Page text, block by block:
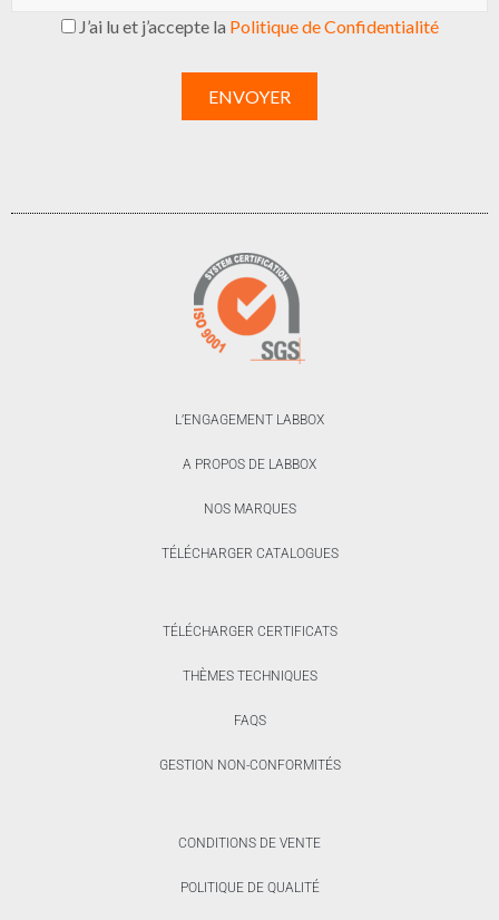
J’ai lu et j’accepte la Politique de Confidentialité
L’ENGAGEMENT LABBOX
A PROPOS DE LABBOX
NOS MARQUES
TÉLÉCHARGER CATALOGUES
TÉLÉCHARGER CERTIFICATS
THÈMES TECHNIQUES
FAQS
GESTION NON-CONFORMITÉS
CONDITIONS DE VENTE
POLITIQUE DE QUALITÉ